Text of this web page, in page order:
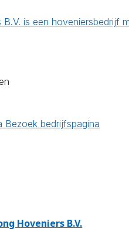
B.V. is een
Bezoek bedrijfspagina
Hoveniers B.V.